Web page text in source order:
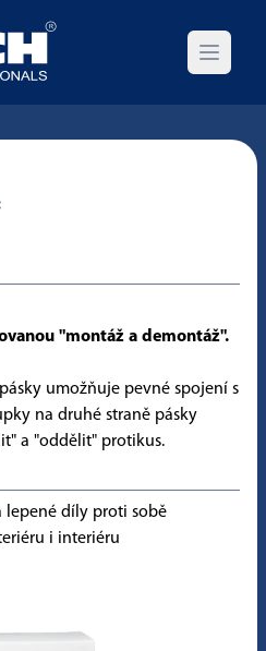
Open
"montáž a demontáž".
umožňuje pevné spojení s
na druhé straně pásky
a "oddělit" protikus.
lepené díly proti sobě
i interiéru